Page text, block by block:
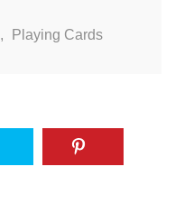
, Playing Cards